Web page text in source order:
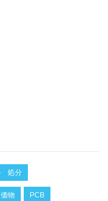
処分
物 PCB